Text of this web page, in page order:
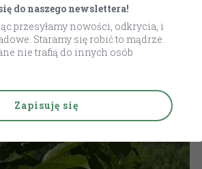
do naszego newslettera!
przesyłamy nowości, odkrycia, i
Staramy się robić to mądrze.
nie trafią do innych osób
Zapisuję się